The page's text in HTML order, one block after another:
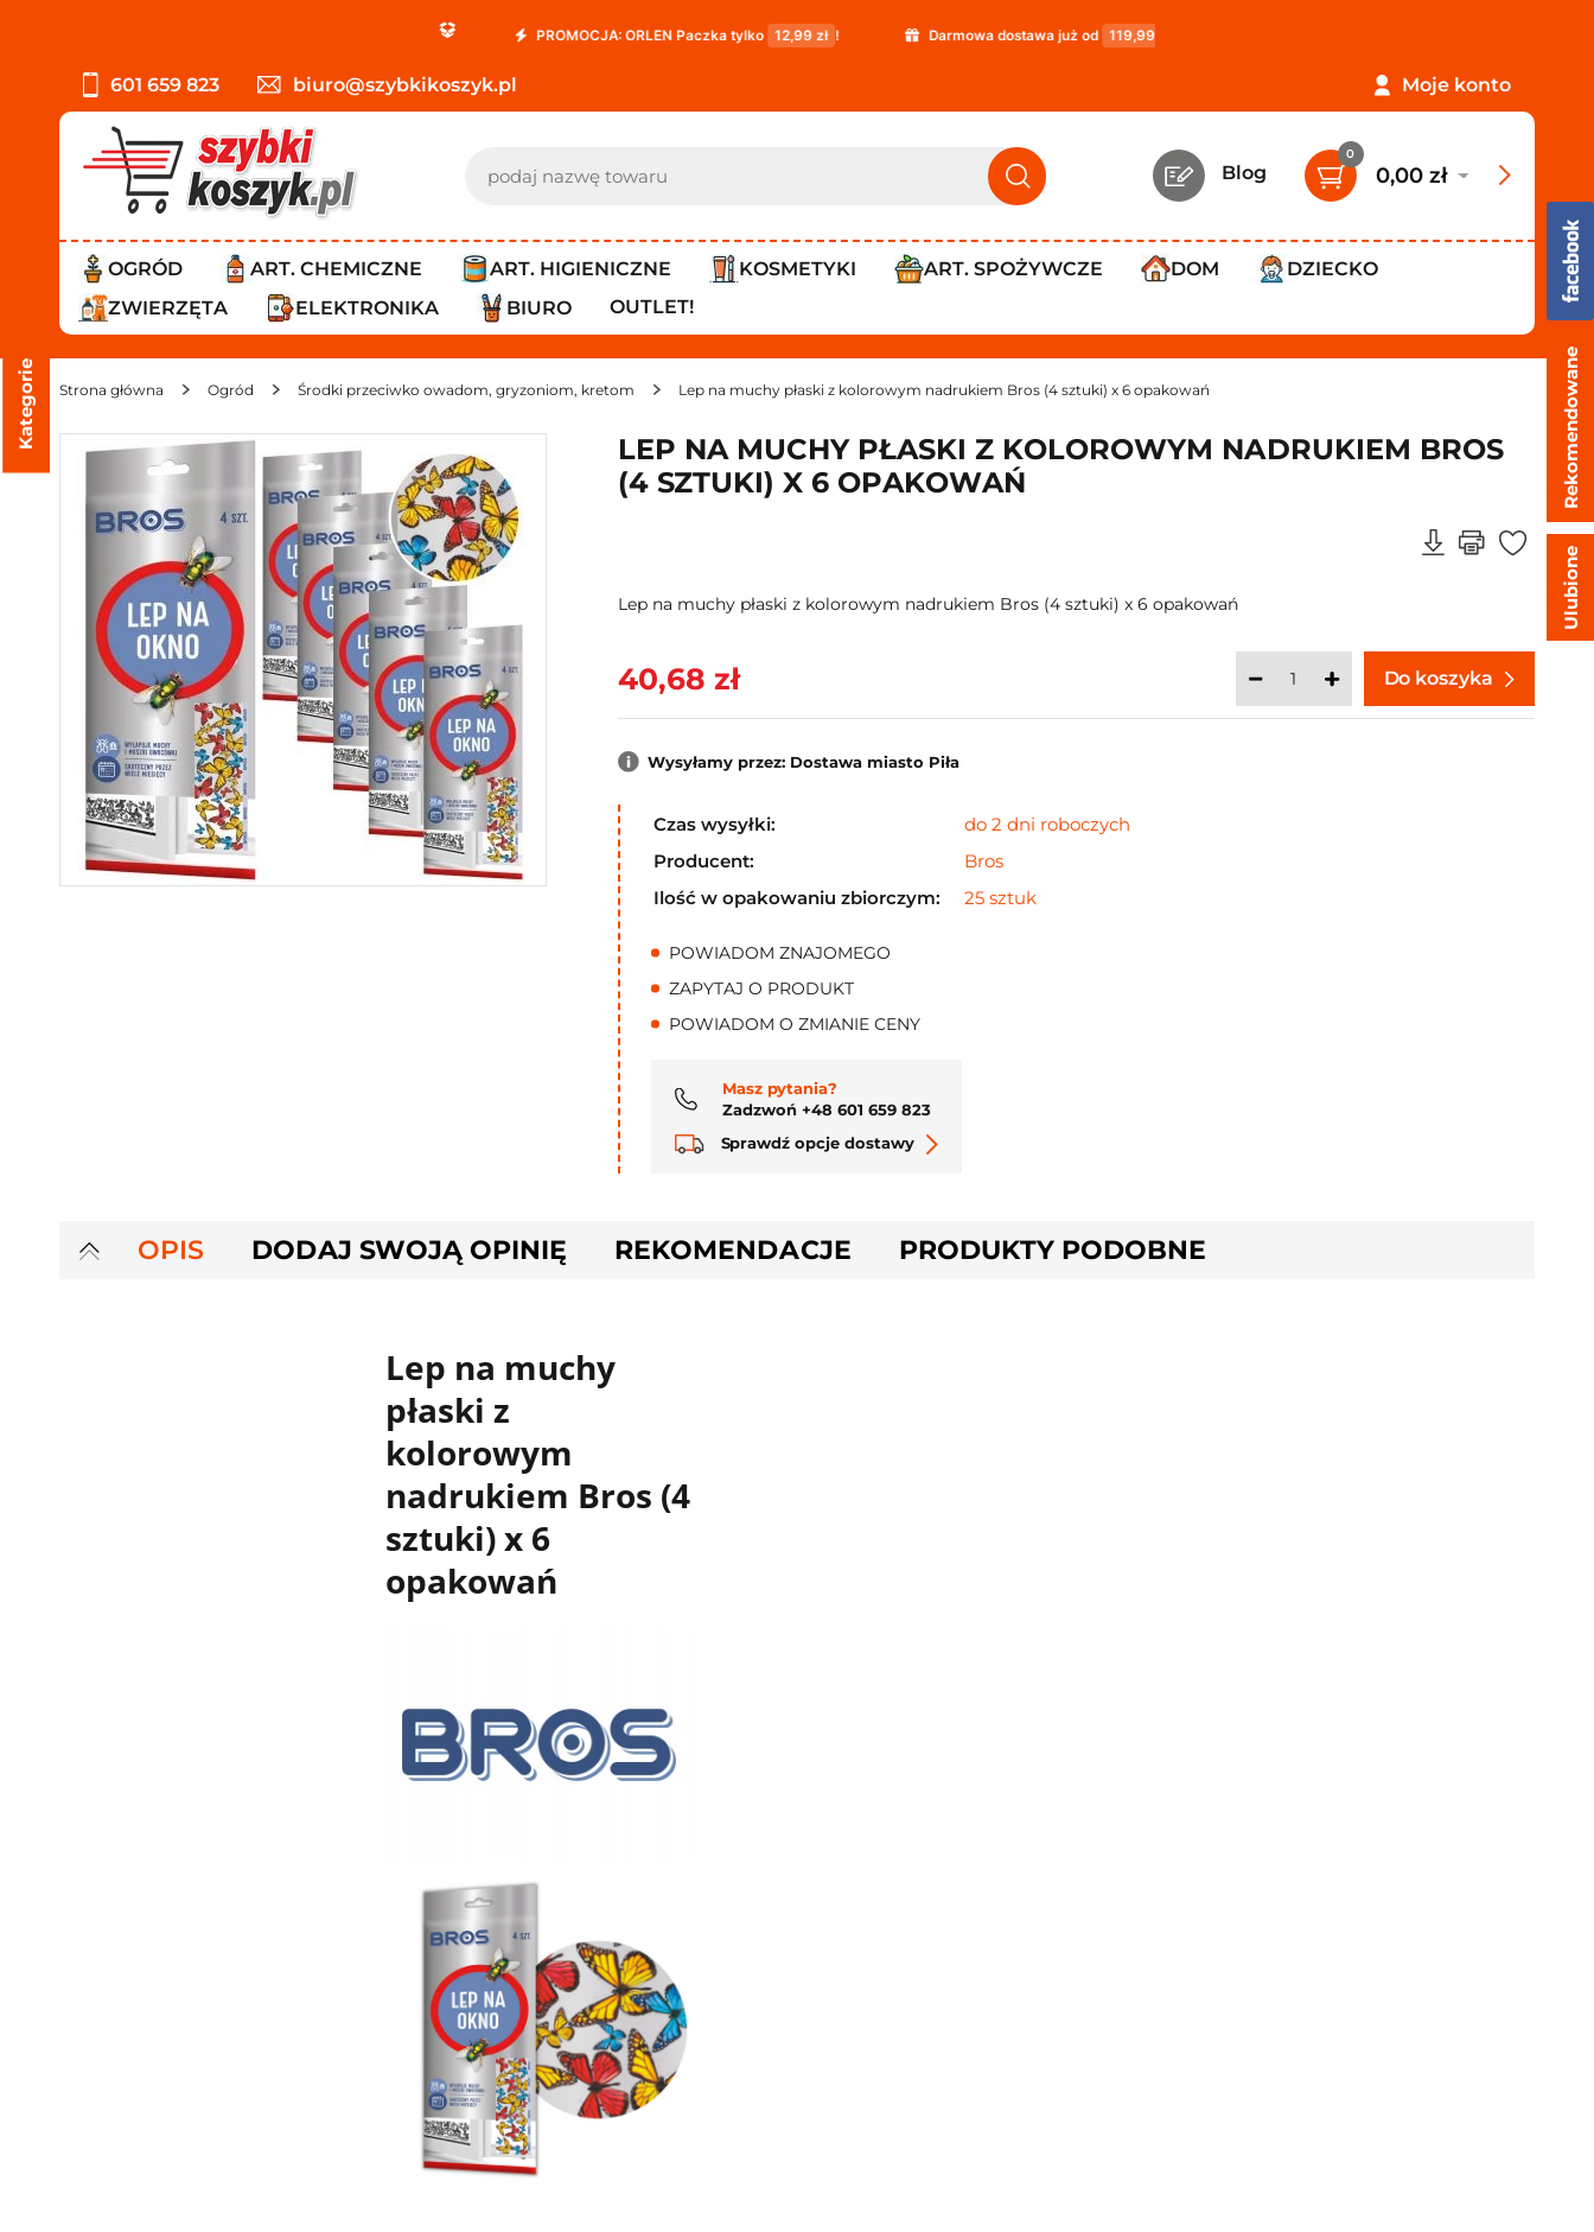
PROMOCJA: ORLEN Paczka tylko 12,99 zł ! Darmowa dostawa już od 119,99 zł ! PROMOCJA: ORLEN Paczka tylko
601 659 823 biuro@szybkikoszyk.pl Moje konto
Blog
0
0,00 zł
OGRÓD ART. CHEMICZNE ART. HIGIENICZNE KOSMETYKI ART. SPOŻYWCZE DOM
DZIECKO
ZWIERZĘTA
ELEKTRONIKA BIURO OUTLET!
Strona główna Ogród Środki przeciwko owadom, gryzoniom, kretom Lep na muchy płaski z kolorowym nadrukiem Bros (4 sztuki) x 6 opakowań
Kategorie
LEP NA MUCHY PŁASKI Z KOLOROWYM NADRUKIEM BROS
(4 SZTUKI) X 6 OPAKOWAŃ
Lep na muchy płaski z kolorowym nadrukiem Bros (4 sztuki) x 6 opakowań
40,68 zł Do koszyka
Wysyłamy przez: Dostawa miasto Piła
Czas wysyłki:
do 2 dni roboczych
Producent:
Bros
Ilość w opakowaniu zbiorczym:
25 sztuk
POWIADOM ZNAJOMEGO
ZAPYTAJ O PRODUKT
POWIADOM O ZMIANIE CENY
Masz pytania?
Zadzwoń +48 601 659 823
Sprawdź opcje dostawy
OPIS DODAJ SWOJĄ OPINIĘ REKOMENDACJE PRODUKTY PODOBNE
Lep na muchy
płaski z
kolorowym
nadrukiem Bros (4
sztuki) x 6
opakowań
Rekomendowane
Ulubione